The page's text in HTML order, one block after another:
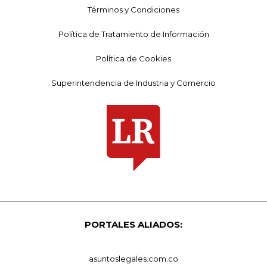
Términos y Condiciones
Política de Tratamiento de Información
Política de Cookies
Superintendencia de Industria y Comercio
PORTALES ALIADOS:
asuntoslegales.com.co